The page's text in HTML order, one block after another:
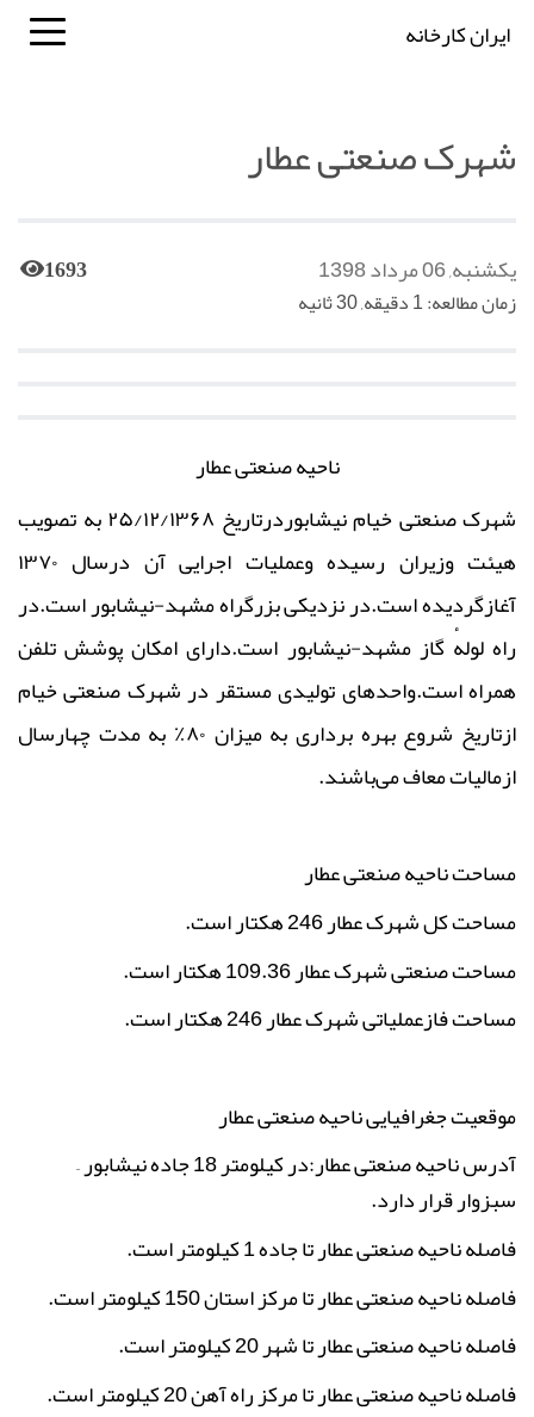
ایران کارخانه
شهرک صنعتی عطار
یکشنبه, 06 مرداد 1398 1693
زمان مطالعه: 1 دقیقه, 30 ثانیه
ناحیه صنعتی عطار
شهرک صنعتی خیام نیشابوردرتاریخ ۲۵/۱۲/۱۳۶۸به تصویب
هیئت وزیران رسیده وعملیات اجرایی آن درسال ۱۳۷۰
آغازگردیده است.در نزدیکی بزرگراهمشهد-نیشابور است.در
راه لولهٔ گاز مشهد-نیشابور است.دارایامکان پوشش تلفن
همراهاست.واحدهای تولیدی مستقر در شهرک صنعتی خیام
ازتاریخ شروع بهره برداری به میزان ۸۰٪ به مدت چهارسال
ازمالیات معاف می‌باشند.
مساحت ناحیه صنعتی عطار
مساحت کل شهرک عطار 246 هکتار است.
مساحت صنعتی شهرک عطار 109.36 هکتار است.
مساحت فازعملیاتی شهرک عطار 246 هکتار است.
موقعیت جغرافیایی ناحیه صنعتی عطار
آدرس ناحیه صنعتی عطار:در کیلومتر 18 جاده نیشابور –
سبزوار قرار دارد.
فاصله ناحیه صنعتی عطار تا جاده 1 کیلومتر است.
فاصله ناحیه صنعتی عطار تا مرکز استان 150 کیلومتر است.
فاصله ناحیه صنعتی عطار تا شهر 20 کیلومتر است.
فاصله ناحیه صنعتی عطار تا مرکز راه آهن 20 کیلومتر است.